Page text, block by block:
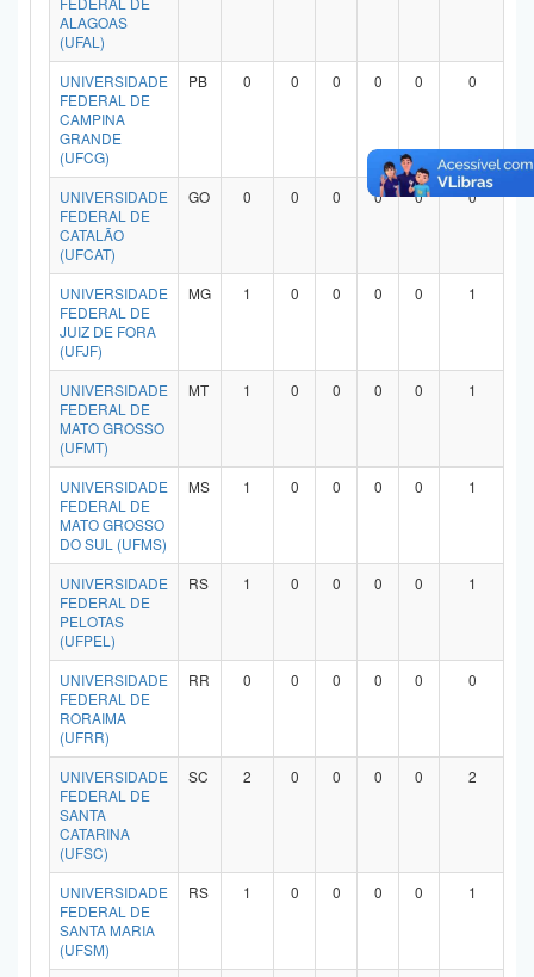
ALAGOAS
(UFAL)
UNIVERSIDADE
FEDERAL DE
CAMPINA
GRANDE
(UFCG)
PB 0 0 0 0 0 0
UNIVERSIDADE
FEDERAL DE
CATALÃO
(UFCAT)
GO 0 0 0 0 0 0
UNIVERSIDADE
FEDERAL DE
JUIZ DE FORA
(UFJF)
MG 1 0 0 0 0 1
UNIVERSIDADE
FEDERAL DE
MATO GROSSO
(UFMT)
MT 1 0 0 0 0 1
UNIVERSIDADE
FEDERAL DE
MATO GROSSO
DO SUL (UFMS)
MS 1 0 0 0 0 1
UNIVERSIDADE
FEDERAL DE
PELOTAS
(UFPEL)
RS 1 0 0 0 0 1
UNIVERSIDADE
FEDERAL DE
RORAIMA
(UFRR)
RR 0 0 0 0 0 0
UNIVERSIDADE
FEDERAL DE
SANTA
CATARINA
(UFSC)
SC 2 0 0 0 0 2
UNIVERSIDADE
FEDERAL DE
SANTA MARIA
(UFSM)
RS 1 0 0 0 0 1